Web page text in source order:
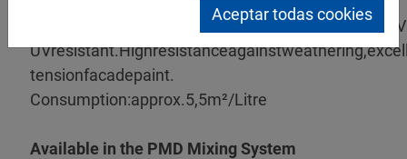
Siloxane reinforced, weather resistantaccording to
tensionfacadepaint.
Consumption:approx.5,5m²/Litre
Available in the PMD Mixing System
Aceptar todas cookies